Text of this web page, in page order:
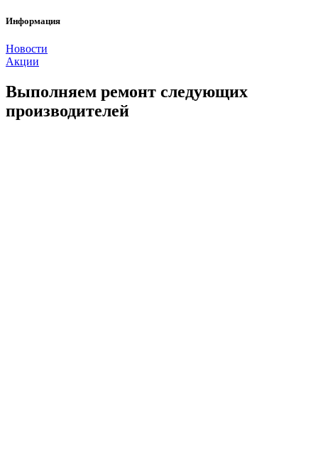
Информация
Новости
Акции
Выполняем ремонт следующих
производителей